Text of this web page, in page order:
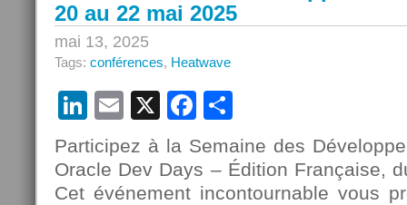
20 au 22 mai 2025
mai 13, 2025
Tags: conférences, Heatwave
LinkedIn
Email
X Facebook
Participez à la Semaine des
Oracle Dev Days – Édition Française,
Cet événement incontournable vous